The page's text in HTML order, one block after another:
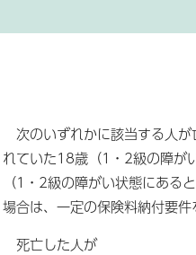
次のいずれかに該当する人
れていた18歳（1・2級の障が
（1・2級の障がい状態にあ
場合は、一定の保険料納付要件
死亡した人が